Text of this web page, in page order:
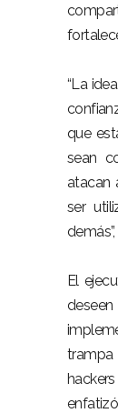
“La
que
sean
atacan
ser
El